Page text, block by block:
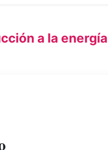
a la